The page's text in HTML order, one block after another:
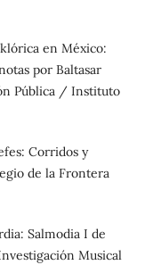
en México:
por Baltasar
Pública / Instituto
Corridos y
de la Frontera
Salmodia I de
Musical